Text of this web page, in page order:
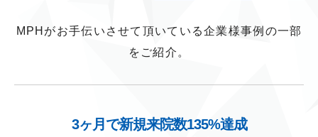
MPHがお手伝いさせて頂いている企業様事例の一部
をご紹介。
3ヶ月で新規来院数135%達成